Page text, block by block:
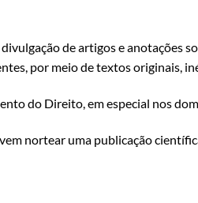
de artigos e anotações
por meio de textos originais,
do Direito, em especial nos
nortear uma publicação